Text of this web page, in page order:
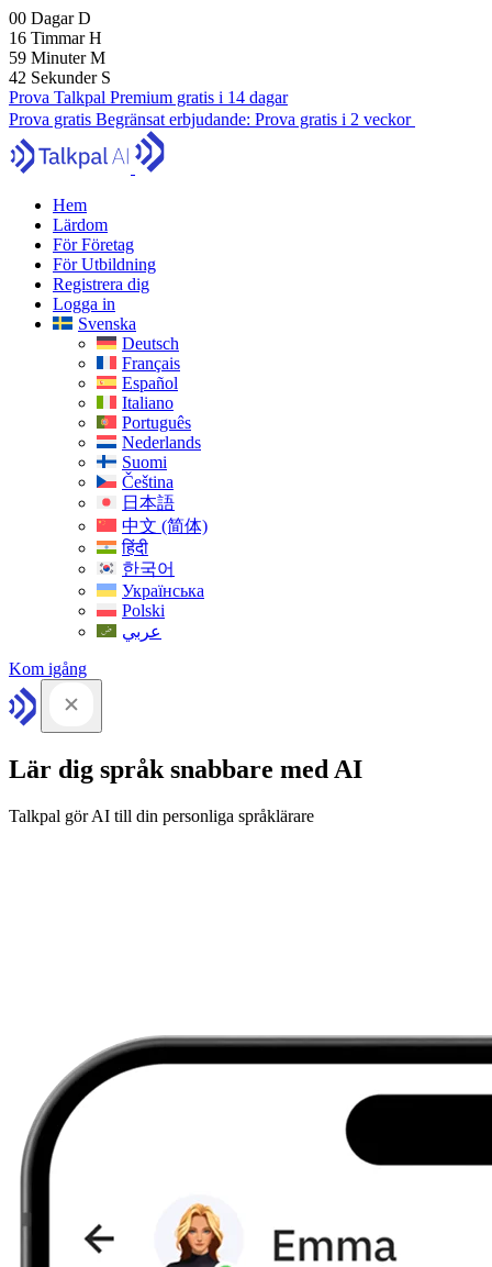
00 DagarD
16 TimmarH
59 MinuterM
41 Sekunder S
Prova Talkpal Premium gratis i 14 dagar
Prova gratis Begränsat erbjudande: Prova gratis i 2 veckor
Hem
Lärdom
För Företag
För Utbildning
Registrera dig
Logga in
Svenska
Deutsch
Français
Español
Italiano
Português
Nederlands
Suomi
Čeština
日本語
中文 (简体)
हिंदी
한국어
Українська
Polski
عربي
Kom igång
Lär dig språk snabbare med AI
Talkpal gör AI till din personliga språklärare